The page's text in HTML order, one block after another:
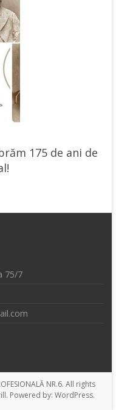
175 de ani de
75/7
NR.6. All rights
Powered by: WordPress.